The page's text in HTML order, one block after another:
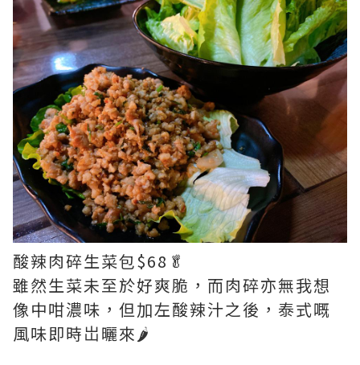
酸辣肉碎生菜包$68🥬
雖然生菜未至於好爽脆，而肉碎亦無我想
像中咁濃味，但加左酸辣汁之後，泰式嘅
風味即時岀曬來🌶